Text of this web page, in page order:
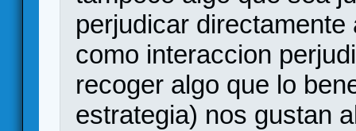
perjudicar
como interaccion
recoger algo que lo
estrategia) nos gustan